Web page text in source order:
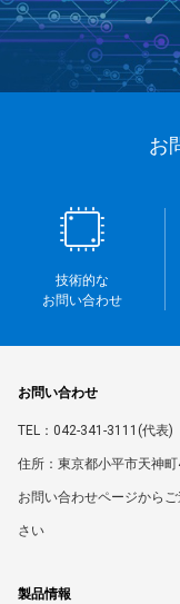
お
技術的な
お問い合わせ
お問い合わせ
TEL：042-341-3111(代表)
住所：東京都小平市天神町
お問い合わせページから
さい
製品情報